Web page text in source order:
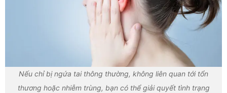
Nếu chỉ bị ngứa tai thông thường, không liên quan tới tổn
thương hoặc nhiễm trùng, bạn có thể giải quyết tình trạng